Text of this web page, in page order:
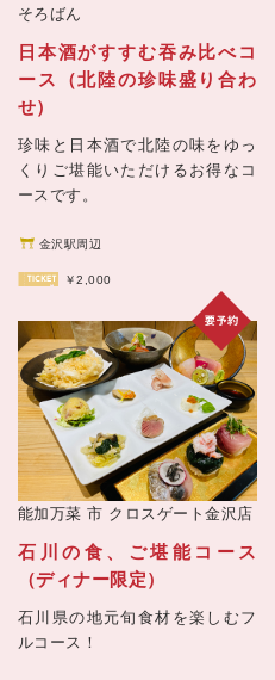
そろばん
日本酒がすすむ吞み比べコ
ース（北陸の珍味盛り合わ
せ）
珍味と日本酒で北陸の味をゆっ
くりご堪能いただけるお得なコ
ースです。
金沢駅周辺
￥2,000
能加万菜 市 クロスゲート金沢店
石川の食、ご堪能コース
（ディナー限定）
石川県の地元旬食材を楽しむフ
ルコース！